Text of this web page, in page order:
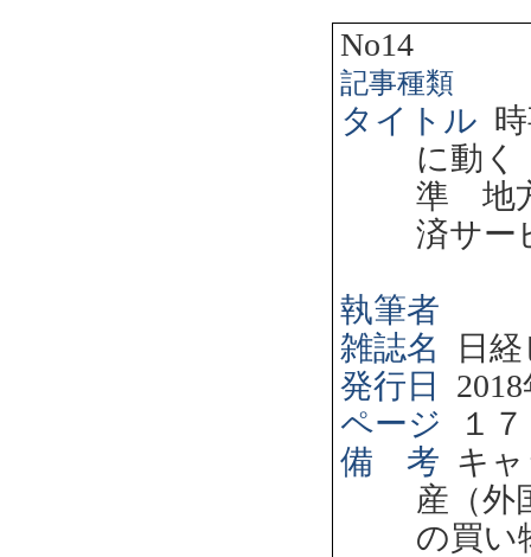
No14
記事種類
タイトル
に動
準 地
済サー
執筆者
雑誌名
日
発行日
2018
ページ
１７
備 考 キ
産（外
の買い